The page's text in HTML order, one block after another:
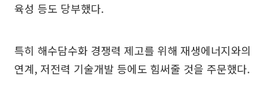
육성 등도 당부했다.
특히 해수담수화 경쟁력 제고를 위해 재생에너지와의
연계, 저전력 기술개발 등에도 힘써줄 것을 주문했다.